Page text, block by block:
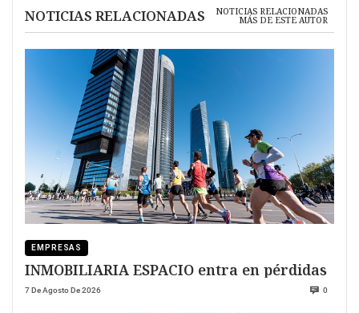
NOTICIAS RELACIONADAS NOTICIAS RELACIONADAS
MÁS DE ESTE AUTOR
EMPRESAS
INMOBILIARIA ESPACIO entra en pérdidas
7 De Agosto De 2026 0